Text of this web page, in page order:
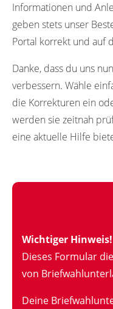
Informationen und
geben stets unser
Portal korrekt und auf
Danke, dass du uns
verbessern. Wähle
die Korrekturen ein
werden sie zeitnah
eine aktuelle Hilfe
Wichtiger Hinweis!
Dieses Formular
von
Deine